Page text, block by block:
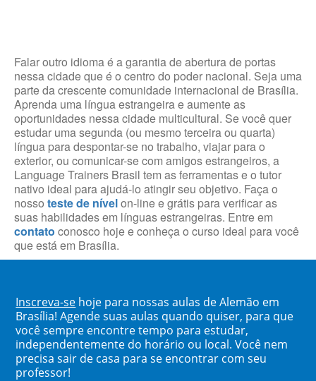
Falar outro idioma é a garantia de abertura de portas
nessa cidade que é o centro do poder nacional. Seja uma
parte da crescente comunidade internacional de Brasília.
Aprenda uma língua estrangeira e aumente as
oportunidades nessa cidade multicultural. Se você quer
estudar uma segunda (ou mesmo terceira ou quarta)
língua para despontar-se no trabalho, viajar para o
exterior, ou comunicar-se com amigos estrangeiros, a
Language Trainers Brasil tem as ferramentas e o tutor
nativo ideal para ajudá-lo atingir seu objetivo. Faça o
nosso teste de nívelon-line e grátis para verificar as
suas habilidades em línguas estrangeiras. Entre em
contato conosco hoje e conheça o curso ideal para você
que está em Brasília.
Inscreva-se hoje para nossas aulas de Alemão em
Brasília! Agende suas aulas quando quiser, para que
você sempre encontre tempo para estudar,
independentemente do horário ou local. Você nem
precisa sair de casa para se encontrar com seu
professor!